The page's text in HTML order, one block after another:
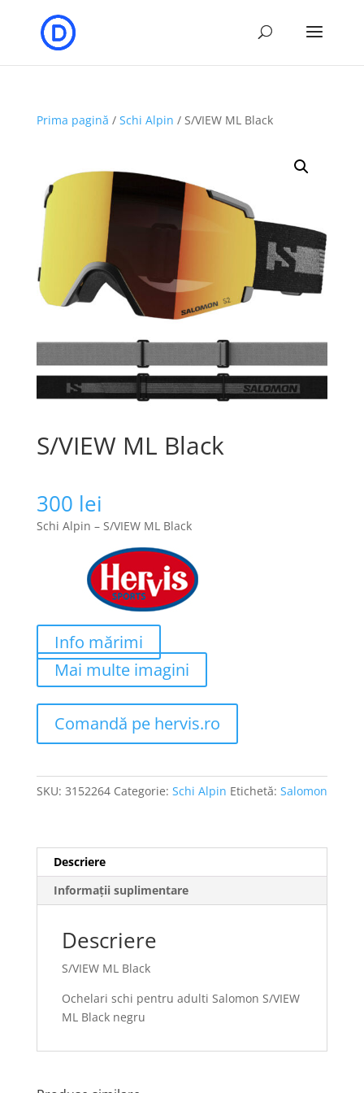
Prima pagină / Schi Alpin / S/VIEW ML Black
S/VIEW ML Black
300 lei
Schi Alpin – S/VIEW ML Black
Info mărimi
Mai multe imagini
Comandă pe hervis.ro
SKU: 3152264 Categorie: Schi Alpin Etichetă: Salomon
Descriere
Informații suplimentare
Descriere
S/VIEW ML Black
Ochelari schi pentru adulti Salomon S/VIEW
ML Black negru